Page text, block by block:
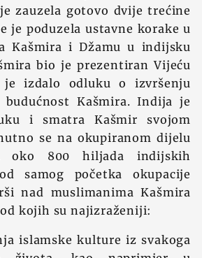
zauzela gotovo dvije trećine
je poduzela ustavne korake u
Kašmira i Džamu u indijsku
bio je prezentiran Vijeću
izdalo odluku o izvršenju
budućnost Kašmira. Indija je
i smatra Kašmir svojom
se na okupiranom dijelu
oko 800 hiljada indijskih
samog početka okupacije
nad muslimanima Kašmira
kojih su najizraženiji:
islamske kulture iz svakoga